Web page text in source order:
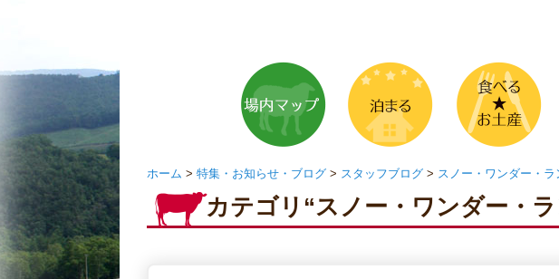
ホーム > 特集・お知らせ・ブログ > スタッフブログ > スノー・ワンダー・ラ
カテゴリ“スノー・ワンダー・